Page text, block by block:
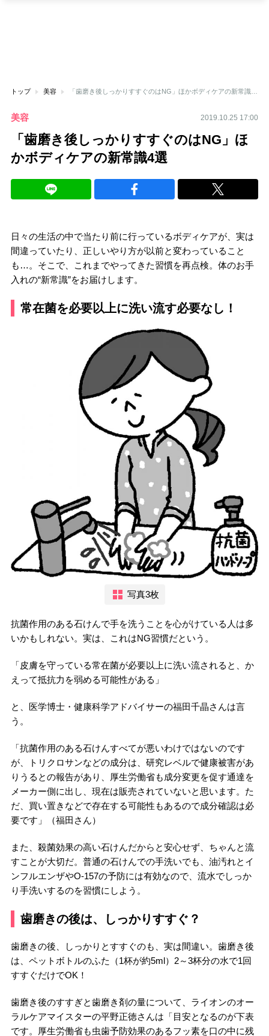
トップ 美容
美容 2019.10.25 17:00
「歯磨き後しっかりすすぐのはNG」ほ
かボディケアの新常識4選
日々の生活の中で当たり前に行っているボディケアが、実は
間違っていたり、正しいやり方が以前と変わっていること
も…。そこで、これまでやってきた習慣を再点検。体のお手
入れの“新常識”をお届けします。
常在菌を必要以上に洗い流す必要なし！
写真3枚
抗菌作用のある石けんで手を洗うことを心がけている人は多
いかもしれない。実は、これはNG習慣だという。
「皮膚を守っている常在菌が必要以上に洗い流されると、か
えって抵抗力を弱める可能性がある」
と、医学博士・健康科学アドバイサーの福田千晶さんは言
う。
「抗菌作用のある石けんすべてが悪いわけではないのです
が、トリクロサンなどの成分は、研究レベルで健康被害があ
りうるとの報告があり、厚生労働省も成分変更を促す通達を
メーカー側に出し、現在は販売されていないと思います。た
だ、買い置きなどで存在する可能性もあるので成分確認は必
要です」（福田さん）
また、殺菌効果の高い石けんだからと安心せず、ちゃんと流
すことが大切だ。普通の石けんでの手洗いでも、油汚れとイ
ンフルエンザやO-157の予防には有効なので、流水でしっか
り手洗いするのを習慣にしよう。
歯磨きの後は、しっかりすすぐ？
歯磨きの後、しっかりとすすぐのも、実は間違い。歯磨き後
は、ペットボトルのふた（1杯が約5ml）2～3杯分の水で1回
すすぐだけでOK！
歯磨き後のすすぎと歯磨き剤の量について、ライオンのオー
ラルケアマイスターの平野正徳さんは「目安となるのが下表
です。厚生労働省も虫歯予防効果のあるフッ素を口の中に残